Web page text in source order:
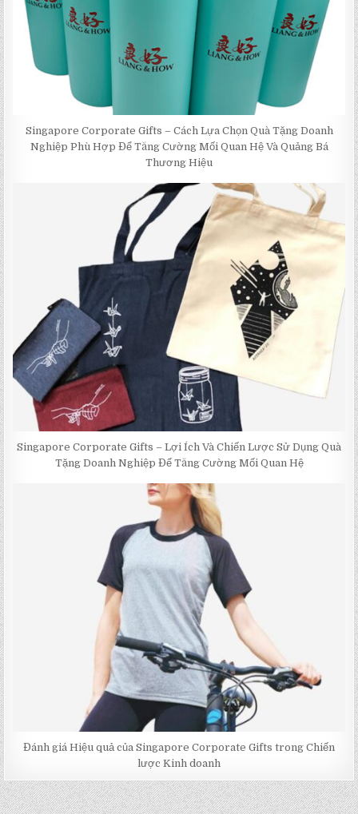
Singapore Corporate Gifts – Cách Lựa Chọn Quà Tặng Doanh
Nghiệp Phù Hợp Để Tăng Cường Mối Quan Hệ Và Quảng Bá
Thương Hiệu
Singapore Corporate Gifts – Lợi Ích Và Chiến Lược Sử Dụng Quà
Tặng Doanh Nghiệp Để Tăng Cường Mối Quan Hệ
Đánh giá Hiệu quả của Singapore Corporate Gifts trong Chiến
lược Kinh doanh